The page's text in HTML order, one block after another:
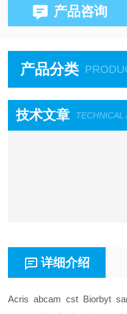
产品咨询
产品分类
技术文章 TECHNICAL
详细介绍
Acris abcam cst Biorbyt